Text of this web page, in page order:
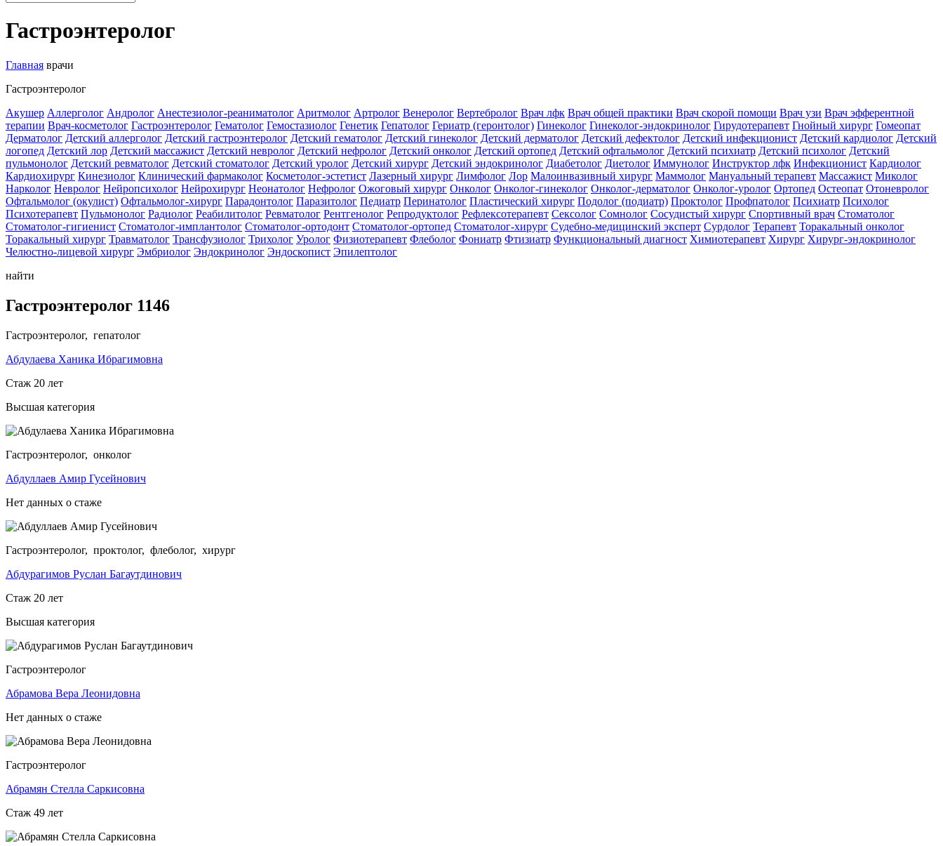
Гастроэнтеролог
Главная врачи
Гастроэнтеролог
Акушер Аллерголог Андролог Анестезиолог-реаниматолог Аритмолог Артролог Венеролог Вертебролог Врач лфк Врач общей практики Врач скорой помощи Врач узи Врач эфферентной
терапии Врач-косметолог Гастроэнтеролог Гематолог Гемостазиолог Генетик Гепатолог Гериатр (геронтолог) Гинеколог Гинеколог-эндокринолог Гирудотерапевт Гнойный хирург Гомеопат
Дерматолог Детский аллерголог Детский гастроэнтеролог Детский гематолог Детский гинеколог Детский дерматолог Детский дефектолог Детский инфекционист Детский кардиолог Детский
логопед Детский лор Детский массажист Детский невролог Детский нефролог Детский онколог Детский ортопед Детский офтальмолог Детский психиатр Детский психолог Детский
пульмонолог Детский ревматолог Детский стоматолог Детский уролог Детский хирург Детский эндокринолог Диабетолог Диетолог Иммунолог Инструктор лфк Инфекционист Кардиолог
Кардиохирург Кинезиолог Клинический фармаколог Косметолог-эстетист Лазерный хирург Лимфолог Лор Малоинвазивный хирург Маммолог Мануальный терапевт Массажист Миколог
Нарколог Невролог Нейропсихолог Нейрохирург Неонатолог Нефролог Ожоговый хирург Онколог Онколог-гинеколог Онколог-дерматолог Онколог-уролог Ортопед Остеопат Отоневролог
Офтальмолог (окулист) Офтальмолог-хирург Парадонтолог Паразитолог Педиатр Перинатолог Пластический хирург Подолог (подиатр) Проктолог Профпатолог Психиатр Психолог
Психотерапевт Пульмонолог Радиолог Реабилитолог Ревматолог Рентгенолог Репродуктолог Рефлексотерапевт Сексолог Сомнолог Сосудистый хирург Спортивный врач Стоматолог
Стоматолог-гигиенист Стоматолог-имплантолог Стоматолог-ортодонт Стоматолог-ортопед Стоматолог-хирург Судебно-медицинский эксперт Сурдолог Терапевт Торакальный онколог
Торакальный хирург Травматолог Трансфузиолог Трихолог Уролог Физиотерапевт Флеболог Фониатр Фтизиатр Функциональный диагност Химиотерапевт Хирург Хирург-эндокринолог
Челюстно-лицевой хирург Эмбриолог Эндокринолог Эндоскопист Эпилептолог
найти
Гастроэнтеролог 1146
Гастроэнтеролог, гепатолог
Абдулаева Ханика Ибрагимовна
Стаж 20 лет
Высшая категория
Гастроэнтеролог, онколог
Абдуллаев Амир Гусейнович
Нет данных о стаже
Гастроэнтеролог, проктолог, флеболог, хирург
Абдурагимов Руслан Багаутдинович
Стаж 20 лет
Высшая категория
Гастроэнтеролог
Абрамова Вера Леонидовна
Нет данных о стаже
Гастроэнтеролог
Абрамян Стелла Саркисовна
Стаж 49 лет